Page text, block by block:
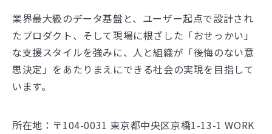
業界最大級のデータ基盤と、ユーザー起点で設計され
たプロダクト、そして現場に根ざした「おせっかい」
な支援スタイルを強みに、人と組織が「後悔のない意
思決定」をあたりまえにできる社会の実現を目指して
います。
所在地：〒104-0031 東京都中央区京橋1-13-1 WORK